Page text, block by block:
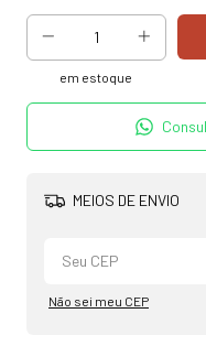
em estoque
MEIOS DE ENVIO
Não sei meu CEP